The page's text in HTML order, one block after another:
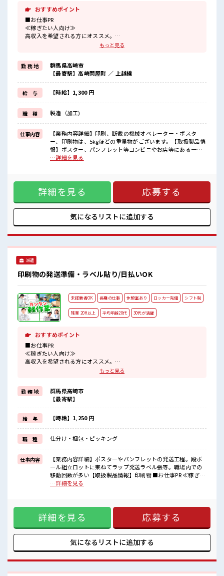
おすすめポイント
■お仕事PR
≪稼ぎたい人向け≫
高収入を希望される方にオススメ。
残業は月20時間以上あります♪
明るすぎたり奇抜でなければ基本的に自由！
(規定有)≪未経験OKの仕事≫
新しいことにチャレンジするのは不安だけど、
しっかり働く環境が整っています！
イチからスキルUP・ステップUP目指していきましょう！
≪様々なお仕事をご提案≫
一人で悩まず気軽に相談できる、
派遣のお仕事です！
■職場の雰囲気
髪型にこだわりのあるアナタは必見！
髪型自由な職場！
活気あふれる20代活躍中の職場です☆
残業がしっかりあるお仕事！
もっと見る
勤 務 地
群馬県高崎市
【最寄駅】高崎問屋町 ／ 上越線
給 与 【時給】1,300 円
職 種 製造（加工)
仕事内容
【業務内容詳細】印刷、断裁の機械オペレーター・ポスタ
ー、印刷物は、5kgほどの重量物がございます。【取扱製品情
報】ポスター、パンフレット等コンビニやお店等にある一般
的なもの ■お仕事PR ≪稼ぎたい人向け≫ 高収入を希望される
的に自由！ (規定有)≪未経験OKの仕事≫ 新しいことにチャレ
ンジするのは不安だけど、 しっかり働く環境が整っていま
す！ イチからスキルUP・ステップUP目指していきましょ
う！ ≪様々なお仕事をご提案≫ 一人で悩まず気軽に相談でき
る、 派遣のお仕事です！ ■職場の雰囲気 髪型にこだわりのあ
るアナタは必見！ 髪型自由な職場！ 活気あふれる20代活躍中
業がしっかりあるお仕事！
…詳細を見る
詳細を見る 応募する
気になるリストに追加する
派遣
印刷物の発送準備・ラベル貼り/日払いOK
未経験者OK 長期の仕事 休憩室あり ロッカー完備 シフト制
残業 20H以上 平均年齢20代 30代が活躍
おすすめポイント
■お仕事PR
≪稼ぎたい人向け≫
高収入を希望される方にオススメ。
残業は月20時間以上あります♪
新しいことにチャレンジするのは不安だけど、
しっかり働く環境が整っています！
イチからスキルUP・ステップUP目指していきましょう！
≪自分に合った期間で働ける≫
福利厚生が整った派遣のお仕事です！
■職場の雰囲気
20代が多数活躍中！
社会人経験が浅くてもOK！
ここから経験積んでいきましょ！
仕事の合間の息抜きは休憩室で♪
ロッカーあり！
安心してお仕事に集中♪
もっと見る
勤 務 地
群馬県高崎市
【最寄駅】
給 与 【時給】1,250 円
職 種 仕分け・梱包・ピッキング
仕事内容
【業務内容詳細】ポスターやパンフレットの発送工程。段ボ
ール組立ロットに束ねてラップ発送ラベル張等。職場内での
移動回数が多い【取扱製品情報】印刷物 ■お仕事PR ≪稼ぎた
い人向け≫ 高収入を希望される方にオススメ。 残業は月20時
います！ イチからスキルUP・ステップUP目指していきまし
ょう！ ≪自分に合った期間で働ける≫ 福利厚生が整った派遣
のお仕事です！ ■職場の雰囲気 20代が多数活躍中！ 社会人経
験が浅くてもOK！ ここから経験積んでいきましょ！ 仕事の
合間の息抜きは休憩室で♪ ロッカーあり！ 安心してお仕事に
…詳細を見る
詳細を見る 応募する
気になるリストに追加する